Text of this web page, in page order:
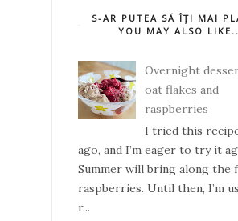
S-AR PUTEA SĂ ÎŢI MAI
YOU MAY ALSO
Overnight
oat flakes and
raspberries
I tried this
ago, and I’m eager to try it
Summer will bring along the
raspberries. Until then, I’m
r...